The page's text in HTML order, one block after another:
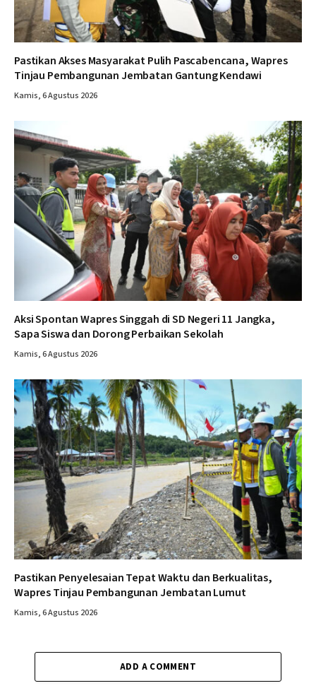
Pastikan Akses Masyarakat Pulih Pascabencana, Wapres
Tinjau Pembangunan Jembatan Gantung Kendawi
Kamis, 6 Agustus 2026
Aksi Spontan Wapres Singgah di SD Negeri 11 Jangka,
Sapa Siswa dan Dorong Perbaikan Sekolah
Kamis, 6 Agustus 2026
Pastikan Penyelesaian Tepat Waktu dan Berkualitas,
Wapres Tinjau Pembangunan Jembatan Lumut
Kamis, 6 Agustus 2026
ADD A COMMENT